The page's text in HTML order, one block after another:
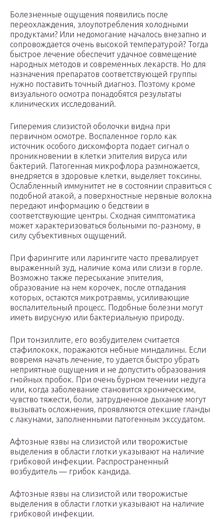
Болезненные ощущения появились после
переохлаждения, злоупотребления холодными
продуктами? Или недомогание началось внезапно и
сопровождается очень высокой температурой? Тогда
быстрое лечение обеспечит удачное совмещение
народных методов и современных лекарств. Но для
назначения препаратов соответствующей группы
нужно поставить точный диагноз. Поэтому кроме
визуального осмотра понадобятся результаты
клинических исследований.
Гиперемия слизистой оболочки видна при
первичном осмотре. Воспаленное горло как
источник особого дискомфорта подает сигнал о
проникновении в клетки эпителия вируса или
бактерий. Патогенная микрофлора размножается,
внедряется в здоровые клетки, выделяет токсины.
Ослабленный иммунитет не в состоянии справиться с
подобной атакой, а поверхностные нервные волокна
передают информацию о бедствии в
соответствующие центры. Сходная симптоматика
может характеризоваться больными по-разному, в
силу субъективных ощущений.
При фарингите или ларингите часто превалирует
выраженный зуд, наличие кома или слизи в горле.
Возможно также пересыхание эпителия,
образование на нем корочек, после отпадания
которых, остаются микротравмы, усиливающие
воспалительный процесс. Подобные болезни могут
иметь вирусную или бактериальную природу.
При тонзиллите, его возбудителем считается
стафилококк, поражаются небные миндалины. Если
вовремя начать лечение, то удается быстро убрать
неприятные ощущения и не допустить образования
гнойных пробок. При очень бурном течении недуга
или, когда заболевание становится хроническим,
чувство тяжести, боли, затрудненное дыхание могут
вызывать осложнения, проявляются отекшие гланды
с лакунами, заполненными патогенным экссудатом.
Афтозные язвы на слизистой или творожистые
выделения в области глотки указывают на наличие
грибковой инфекции. Распространенный
возбудитель — грибок кандида.
Афтозные язвы на слизистой или творожистые
выделения в области глотки указывают на наличие
грибковой инфекции.